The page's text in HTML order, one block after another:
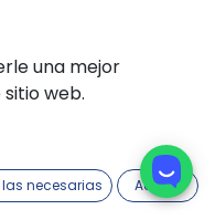
estos Términos y
un carácter
abstenerse de
a estos Términos
efectuada a la
que esté modificada
una mejor
web.
las necesarias Acepto